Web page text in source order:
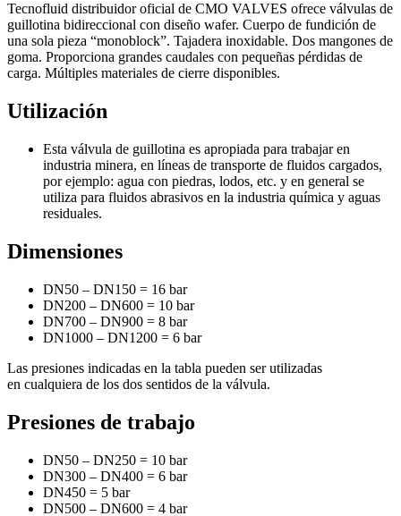
Tecnofluid distribuidor oficial de CMO VALVES ofrece válvulas de
guillotina bidireccional con diseño wafer. Cuerpo de fundición de
una sola pieza “monoblock”. Tajadera inoxidable. Dos mangones de
goma. Proporciona grandes caudales con pequeñas pérdidas de
carga. Múltiples materiales de cierre disponibles.
Utilización
Esta válvula de guillotina es apropiada para trabajar en
industria minera, en líneas de transporte de fluidos cargados,
por ejemplo: agua con piedras, lodos, etc. y en general se
utiliza para fluidos abrasivos en la industria química y aguas
residuales.
Dimensiones
DN50 – DN150 = 16 bar
DN200 – DN600 = 10 bar
DN700 – DN900 = 8 bar
DN1000 – DN1200 = 6 bar
Las presiones indicadas en la tabla pueden ser utilizadas
en cualquiera de los dos sentidos de la válvula.
Presiones de trabajo
DN50 – DN250 = 10 bar
DN300 – DN400 = 6 bar
DN450 = 5 bar
DN500 – DN600 = 4 bar